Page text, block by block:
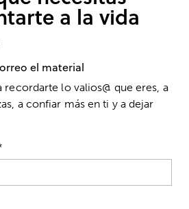
a la vida
el material
recordarte lo valios@ que eres, a
a confiar más en ti y a dejar